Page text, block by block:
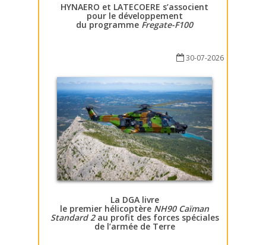
HYNAERO et LATECOERE s’associent
pour le développement
du programme Fregate-F100
30-07-2026
La DGA livre
le premier hélicoptère NH90 Caïman
Standard 2au profit des forces spéciales
de l’armée de Terre